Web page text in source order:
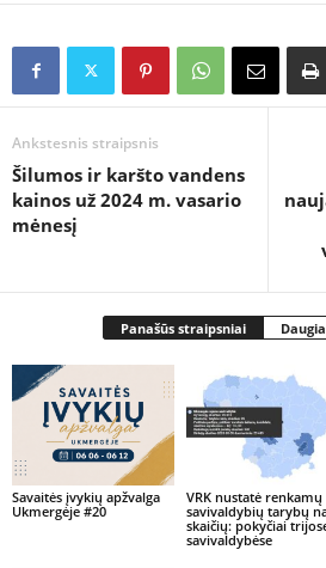
Ankstesnis straipsnis
Šilumos ir karšto vandens
kainos už 2024 m. vasario
mėnesį
Panašūs straipsniai
Savaitės įvykių apžvalga
Ukmergėje #20
VRK nustatė renkamų
savivaldybių tarybų
skaičių: pokyčiai
savivaldybėse